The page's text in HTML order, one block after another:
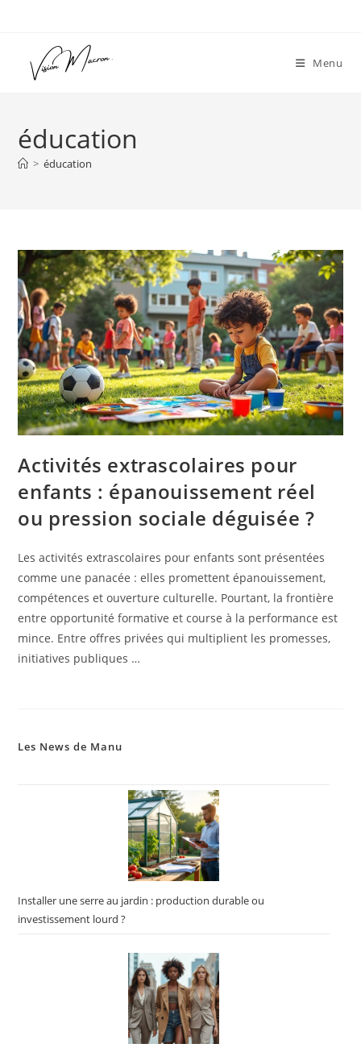
Menu
éducation
> éducation
Activités extrascolaires pour
enfants : épanouissement réel
ou pression sociale déguisée ?
Les activités extrascolaires pour enfants sont présentées
comme une panacée : elles promettent épanouissement,
compétences et ouverture culturelle. Pourtant, la frontière
entre opportunité formative et course à la performance est
mince. Entre offres privées qui multiplient les promesses,
initiatives publiques …
Les News de Manu
Installer une serre au jardin : production durable ou
investissement lourd ?